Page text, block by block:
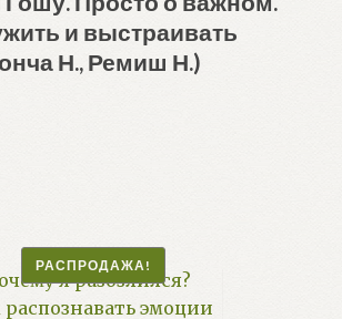
и выстраивать
Н., Ремиш Н.)
РАСПРОДАЖА!